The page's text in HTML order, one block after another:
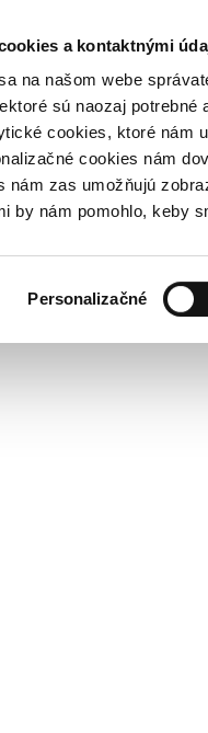
a kontaktnými
na našom webe
sú naozaj
cookies, ktoré nám
cookies nám
nám zas umožňujú
by nám pomohlo, keby
Personalizačné